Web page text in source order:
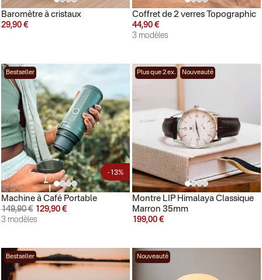
Baromètre à cristaux
29,90 €
Coffret de 2 verres Topographic
44,90 €
3 modèles
Bestseller
-13%
Machine à Café Portable
149,90 € 129,90 €
3 modèles
Plus que 2 ex. Nouveauté
Montre LIP Himalaya Classique
Marron 35mm
199,00 €
Bestseller Nouveauté